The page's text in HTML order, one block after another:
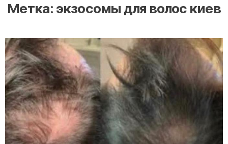
Метка: экзосомы для волос киев